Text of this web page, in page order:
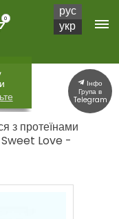
0
з протеїнами
Love -
рус
укр
Інфо
Група в
Telegram